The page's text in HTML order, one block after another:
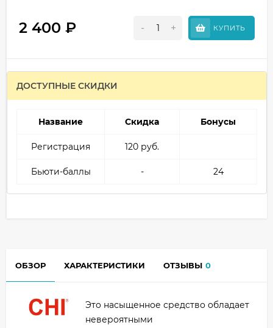
2 400 ₽ - + КУПИТЬ
ДОСТУПНЫЕ СКИДКИ
Название Скидка Бонусы
Регистрация 120 руб.
Бьюти-баллы - 24
ОБЗОР ХАРАКТЕРИСТИКИ ОТЗЫВЫ 0
Это насыщенное средство обладает
невероятными